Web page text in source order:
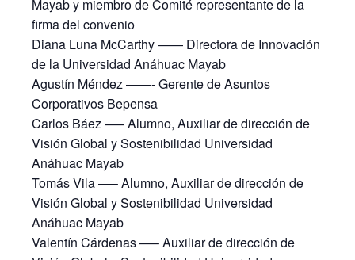
Mayab y miembro de Comité representante de la
firma del convenio
Diana Luna McCarthy —— Directora de Innovación
de la Universidad Anáhuac Mayab
Agustín Méndez ——- Gerente de Asuntos
Corporativos Bepensa
Carlos Báez —– Alumno, Auxiliar de dirección de
Visión Global y Sostenibilidad Universidad
Anáhuac Mayab
Tomás Vila —– Alumno, Auxiliar de dirección de
Visión Global y Sostenibilidad Universidad
Anáhuac Mayab
Valentín Cárdenas —– Auxiliar de dirección de